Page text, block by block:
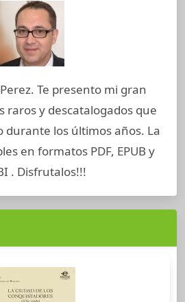
Te presento mi gran
raros y descatalogados que
durante los últimos años. La
en formatos PDF, EPUB y
. Disfrutalos!!!